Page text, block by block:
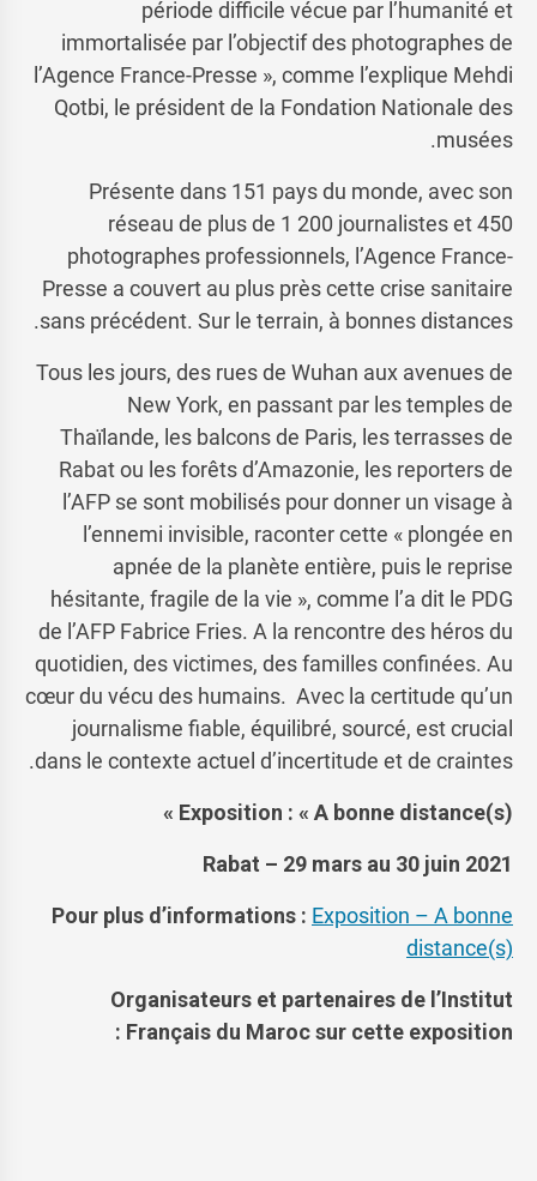
période difficile vécue par l’humanité et
immortalisée par l’objectif des photographes de
l’Agence France-Presse », comme l’explique Mehdi
Qotbi, le président de la Fondation Nationale des
musées.
Présente dans 151 pays du monde, avec son
réseau de plus de 1 200 journalistes et 450
photographes professionnels, l’Agence France-
Presse a couvert au plus près cette crise sanitaire
sans précédent. Sur le terrain, à bonnes distances.
Tous les jours, des rues de Wuhan aux avenues de
New York, en passant par les temples de
Thaïlande, les balcons de Paris, les terrasses de
Rabat ou les forêts d’Amazonie, les reporters de
l’AFP se sont mobilisés pour donner un visage à
l’ennemi invisible, raconter cette « plongée en
apnée de la planète entière, puis le reprise
hésitante, fragile de la vie », comme l’a dit le PDG
de l’AFP Fabrice Fries. A la rencontre des héros du
quotidien, des victimes, des familles confinées. Au
cœur du vécu des humains. Avec la certitude qu’un
journalisme fiable, équilibré, sourcé, est crucial
dans le contexte actuel d’incertitude et de craintes.
Exposition : « A bonne distance(s) »
Rabat – 29 mars au 30 juin 2021
Pour plus d’informations : Exposition – A bonne
distance(s)
Organisateurs et partenaires de l’Institut
Français du Maroc sur cette exposition :